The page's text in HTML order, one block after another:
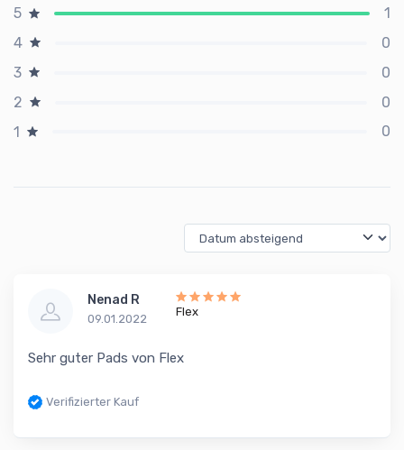
5
1
4
0
3
0
2
0
1
0
Nenad R
09.01.2022
Flex
Sehr guter Pads von Flex
Verifizierter Kauf